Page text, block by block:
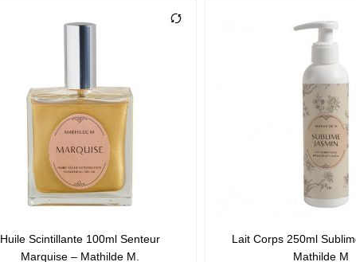
Huile Scintillante 100ml Senteur
Marquise – Mathilde M.
Lait Corps 250ml
Mathilde M